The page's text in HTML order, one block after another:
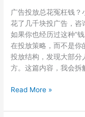
不
亏
些
坑
我
替
你
踩
了
广告投放总花冤枉钱？
花了几千块投广告，
如果你也经历过这种”
在投放策略，而不是你
投放结构，发现大部分
方。这篇内容，我会
广
投
Read More »